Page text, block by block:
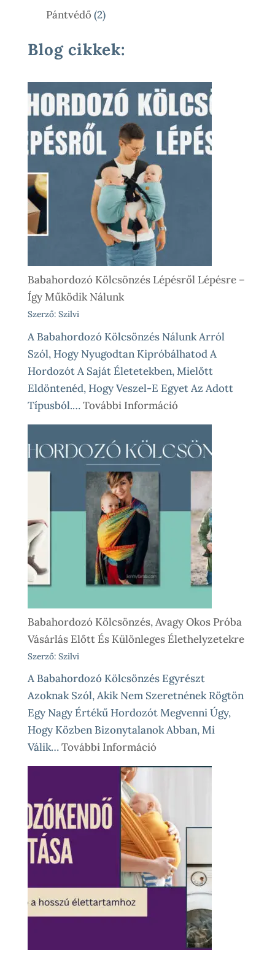
Termék
Pántvédő 22
Blog cikkek:
Babahordozó Kölcsönzés Lépésről Lépésre –
Így Működik Nálunk
Szerző: Szilvi
A Babahordozó Kölcsönzés Nálunk Arról
Szól, Hogy Nyugodtan Kipróbálhatod A
Hordozót A Saját Életetekben, Mielőtt
Eldöntenéd, Hogy Veszel-E Egyet Az Adott
Típusból.…További Információ:
Babahordozó
Kölcsönzés
Lépésről
Lépésre
Így
Működik
Nálunk
Babahordozó Kölcsönzés, Avagy Okos Próba
Vásárlás Előtt És Különleges Élethelyzetekre
Szerző: Szilvi
A Babahordozó Kölcsönzés Egyrészt
Azoknak Szól, Akik Nem Szeretnének Rögtön
Egy Nagy Értékű Hordozót Megvenni Úgy,
Hogy Közben Bizonytalanok Abban, Mi
Válik…További Információ:
Babahordozó
Avagy
Okos
Próba
Vásárlás
Előtt
És
Különleges
Élethelyzetekre